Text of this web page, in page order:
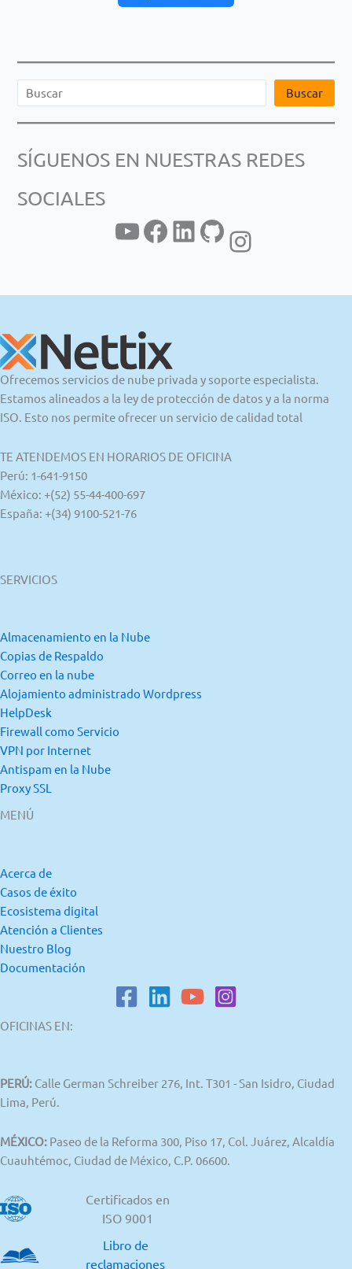
c
r
Buscar
SÍGUENOS EN NUESTRAS REDES
SOCIALES
YouTube Facebook LinkedIn GitHub Instagram
Ofrecemos servicios de nube privada y soporte especialista.
Estamos alineados a la ley de protección de datos y a la norma
ISO. Esto nos permite ofrecer un servicio de calidad total
TE ATENDEMOS EN HORARIOS DE OFICINA
Perú: 1-641-9150
México: +(52) 55-44-400-697
España: +(34) 9100-521-76
SERVICIOS
Almacenamiento en la Nube
Copias de Respaldo
Correo en la nube
Alojamiento administrado Wordpress
HelpDesk
Firewall como Servicio
VPN por Internet
Antispam en la Nube
Proxy SSL
MENÚ
Acerca de
Casos de éxito
Ecosistema digital
Atención a Clientes
Nuestro Blog
Documentación
OFICINAS EN:
PERÚ: Calle German Schreiber 276, Int. T301 - San Isidro, Ciudad
Lima, Perú.
MÉXICO: Paseo de la Reforma 300, Piso 17, Col. Juárez, Alcaldía
Cuauhtémoc, Ciudad de México, C.P. 06600.
Certificados en
ISO 9001
Libro de
reclamaciones